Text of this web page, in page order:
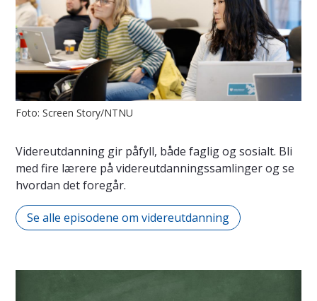
Foto: Screen Story/NTNU
Videreutdanning gir påfyll, både faglig og sosialt. Bli
med fire lærere på videreutdanningssamlinger og se
hvordan det foregår.
Se alle episodene om videreutdanning